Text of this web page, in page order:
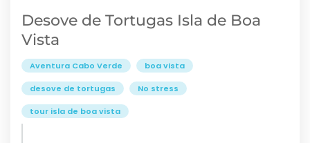
Desove de Tortugas Isla de Boa
Vista
Aventura Cabo Verde boa vista
desove de tortugas No stress
tour isla de boa vista